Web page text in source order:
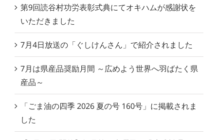
第9回読谷村功労表彰式典にてオキハムが感謝状を
いただきました
7月4日放送の「ぐしけんさん」で紹介されました
7月は県産品奨励月間 ～広めよう世界へ羽ばたく県
産品～
「ごま油の四季 2026 夏の号 160号」に掲載されま
した